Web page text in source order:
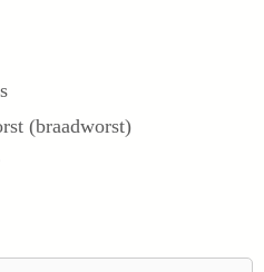
(braadworst)